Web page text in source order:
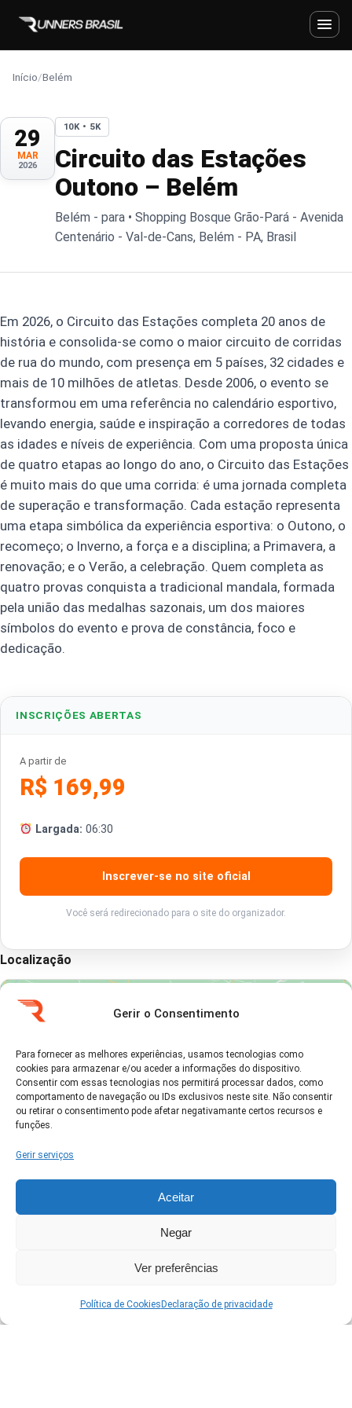
Gerir o Consentimento
Para fornecer as melhores experiências, usamos tecnologias como
cookies para armazenar e/ou aceder a informações do dispositivo.
Consentir com essas tecnologias nos permitirá processar dados, como
comportamento de navegação ou IDs exclusivos neste site. Não consentir
ou retirar o consentimento pode afetar negativamante certos recursos e
funções.
Gerir serviços
Aceitar
Negar
Ver preferências
Política de Cookies Declaração de privacidade
Início/Belém
29
MAR
2026
10K • 5K
Circuito das Estações
Outono – Belém
Belém - para • Shopping Bosque Grão-Pará - Avenida
Centenário - Val-de-Cans, Belém - PA, Brasil
Em 2026, o Circuito das Estações completa 20 anos de
história e consolida-se como o maior circuito de corridas
de rua do mundo, com presença em 5 países, 32 cidades e
mais de 10 milhões de atletas. Desde 2006, o evento se
transformou em uma referência no calendário esportivo,
levando energia, saúde e inspiração a corredores de todas
as idades e níveis de experiência. Com uma proposta única
de quatro etapas ao longo do ano, o Circuito das Estações
é muito mais do que uma corrida: é uma jornada completa
de superação e transformação. Cada estação representa
uma etapa simbólica da experiência esportiva: o Outono, o
recomeço; o Inverno, a força e a disciplina; a Primavera, a
renovação; e o Verão, a celebração. Quem completa as
quatro provas conquista a tradicional mandala, formada
pela união das medalhas sazonais, um dos maiores
símbolos do evento e prova de constância, foco e
dedicação.
INSCRIÇÕES ABERTAS
A partir de
R$ 169,99
Largada: 06:30
Inscrever-se no site oficial
Você será redirecionado para o site do organizador.
Localização
Clique em 'Concordo' para ativar Google
maps
Política de Cookies